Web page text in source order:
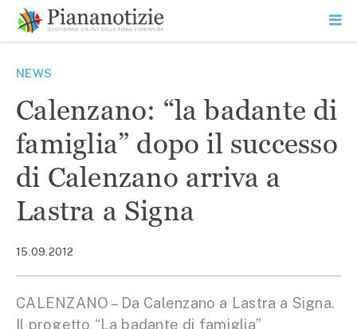
contenuto
SEARCH
NEWS
Calenzano: “la badante di
famiglia” dopo il successo
di Calenzano arriva a
Lastra a Signa
15.09.2012
CALENZANO – Da Calenzano a Lastra a Signa.
Il progetto “La badante di famiglia”